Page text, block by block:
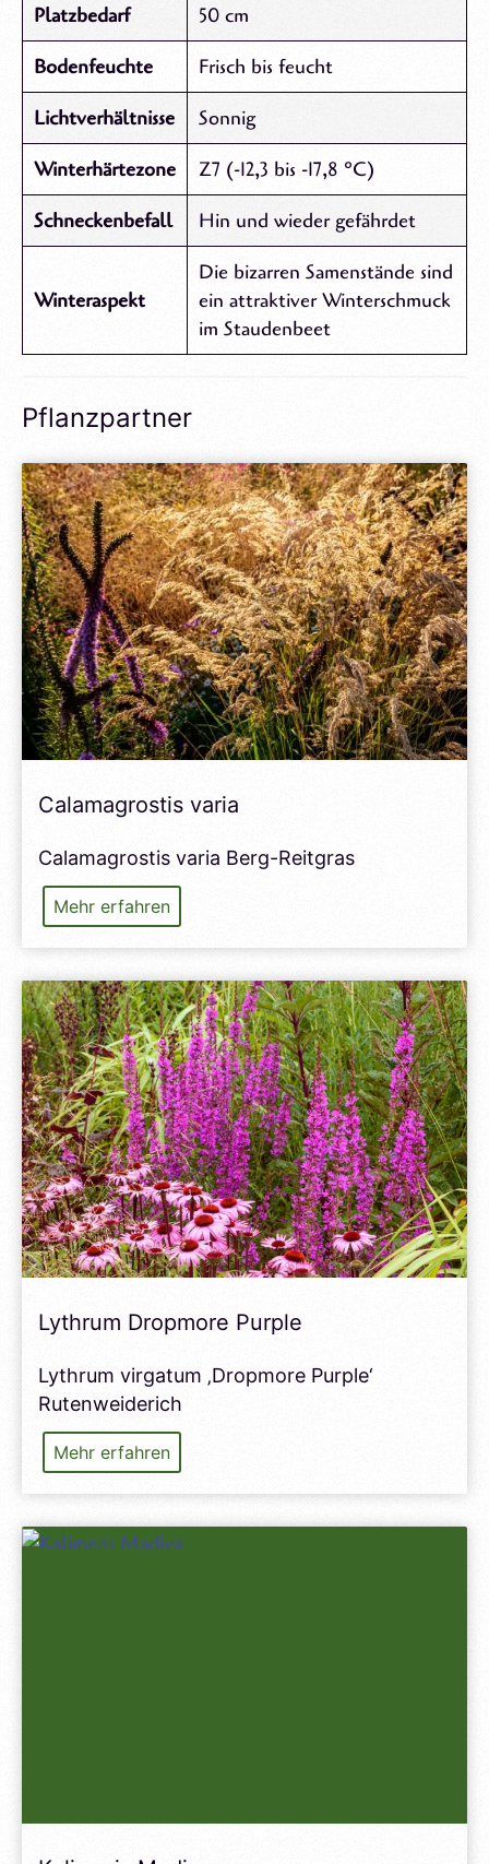
Platzbedarf
50 cm
Bodenfeuchte
Frisch bis feucht
Lichtverhältnisse
Sonnig
Winterhärtezone
Z7 (-12,3 bis -17,8 °C)
Schneckenbefall
Hin und wieder gefährdet
Winteraspekt
Die bizarren Samenstände sind
ein attraktiver Winterschmuck
im Staudenbeet
Pflanzpartner
Calamagrostis varia
Calamagrostis varia Berg-Reitgras
Mehr erfahrenCalamagrostis
varia
Lythrum Dropmore Purple
Lythrum virgatum ‚Dropmore Purple‘
Rutenweiderich
Mehr erfahrenLythrum
Dropmore